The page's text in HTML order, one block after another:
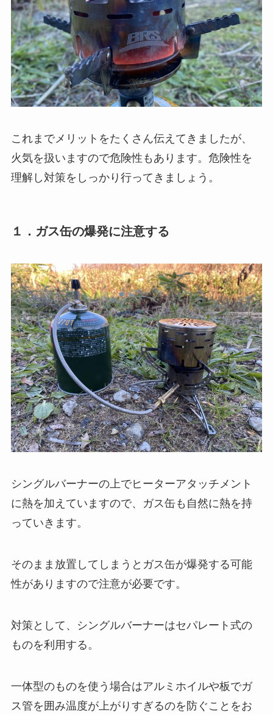
これまでメリットをたくさん伝えてきましたが、
火気を扱いますので危険性もあります。危険性を
理解し対策をしっかり行ってきましょう。
１．ガス缶の爆発に注意する
シングルバーナーの上でヒーターアタッチメント
に熱を加えていますので、ガス缶も自然に熱を持
っていきます。
そのまま放置してしまうとガス缶が爆発する可能
性がありますので注意が必要です。
対策として、シングルバーナーはセパレート式の
ものを利用する。
一体型のものを使う場合はアルミホイルや板でガ
ス管を囲み温度が上がりすぎるのを防ぐことをお